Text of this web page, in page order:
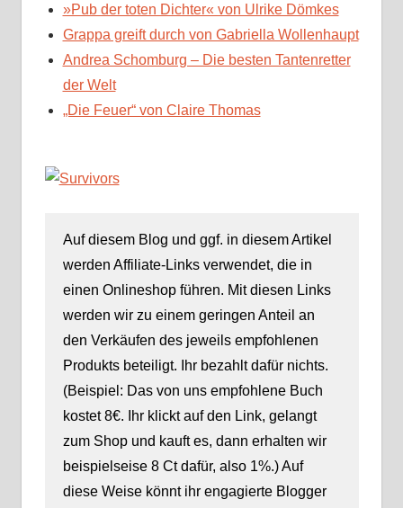
»Pub der toten Dichter« von Ulrike Dömkes
Grappa greift durch von Gabriella Wollenhaupt
Andrea Schomburg – Die besten Tantenretter
der Welt
„Die Feuer“ von Claire Thomas
Auf diesem Blog und ggf. in diesem Artikel
werden Affiliate-Links verwendet, die in
einen Onlineshop führen. Mit diesen Links
werden wir zu einem geringen Anteil an
den Verkäufen des jeweils empfohlenen
Produkts beteiligt. Ihr bezahlt dafür nichts.
(Beispiel: Das von uns empfohlene Buch
kostet 8€. Ihr klickt auf den Link, gelangt
zum Shop und kauft es, dann erhalten wir
beispielseise 8 Ct dafür, also 1%.) Auf
diese Weise könnt ihr engagierte Blogger